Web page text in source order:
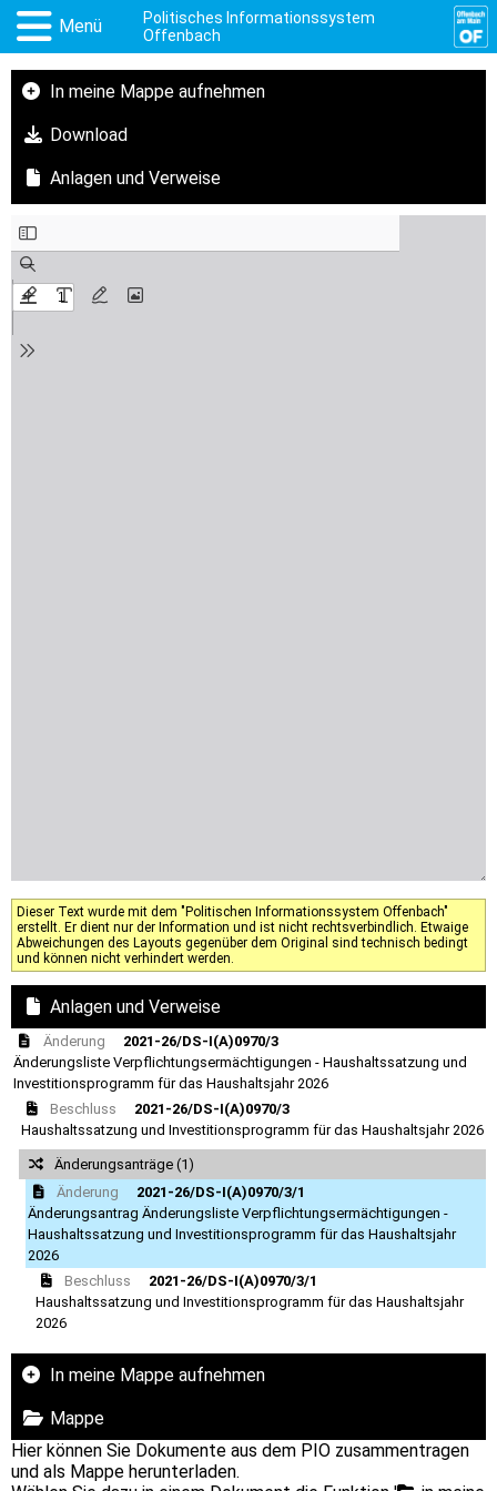
Menü
Politisches Informationssystem
Offenbach
In meine Mappe aufnehmen
Download
Anlagen und Verweise
Dieser Text wurde mit dem "Politischen Informationssystem Offenbach"
erstellt. Er dient nur der Information und ist nicht rechtsverbindlich. Etwaige
Abweichungen des Layouts gegenüber dem Original sind technisch bedingt
und können nicht verhindert werden.
Anlagen und Verweise
Änderung
2021-26/DS-I(A)0970/3
Änderungsliste Verpflichtungsermächtigungen - Haushaltssatzung und
Investitionsprogramm für das Haushaltsjahr 2026
Beschluss
2021-26/DS-I(A)0970/3
Haushaltssatzung und Investitionsprogramm für das Haushaltsjahr 2026
Änderungsanträge (1)
Änderung
2021-26/DS-I(A)0970/3/1
Änderungsantrag Änderungsliste Verpflichtungsermächtigungen -
Haushaltssatzung und Investitionsprogramm für das Haushaltsjahr
2026
Beschluss
2021-26/DS-I(A)0970/3/1
Haushaltssatzung und Investitionsprogramm für das Haushaltsjahr
2026
In meine Mappe aufnehmen
Mappe
Hier können Sie Dokumente aus dem PIO zusammentragen
und als Mappe herunterladen.